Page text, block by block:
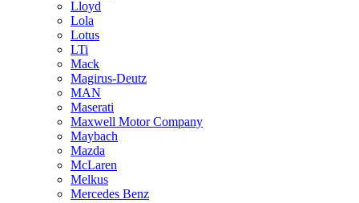
Lloyd
Lola
Lotus
LTi
Mack
Magirus-Deutz
MAN
Maserati
Maxwell Motor Company
Maybach
Mazda
McLaren
Melkus
Mercedes Benz